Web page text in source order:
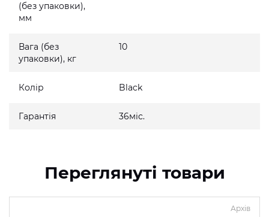
(без упаковки),
мм
Вага (без
упаковки), кг
10
Колір Black
Гарантія 36міс.
Переглянуті товари
Архів